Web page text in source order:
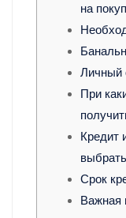
на
Личный
При
Кредит
Срок
Важная